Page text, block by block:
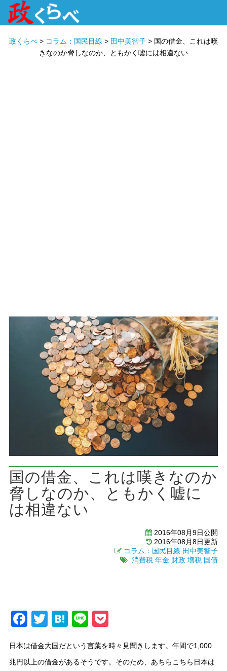
政くらべ > コラム：国民目線 > 田中美智子 > 国の借金、これは嘆
きなのか脅しなのか、ともかく嘘には相違ない
国の借金、これは嘆きなのか
脅しなのか、ともかく嘘に
は相違ない
2016年08月9日公開
2016年08月8日更新
コラム：国民目線 田中美智子
消費税 年金 財政 増税 国債
Facebook
Twitter
Hatena
Line
日本は借金大国だという言葉を時々見聞きします。年間で1,000
兆円以上の借金があるそうです。そのため、あちらこちら日本は